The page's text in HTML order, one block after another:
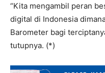
“Kita mengambil peran
digital di Indonesia
Barometer bagi
tutupnya. (*)